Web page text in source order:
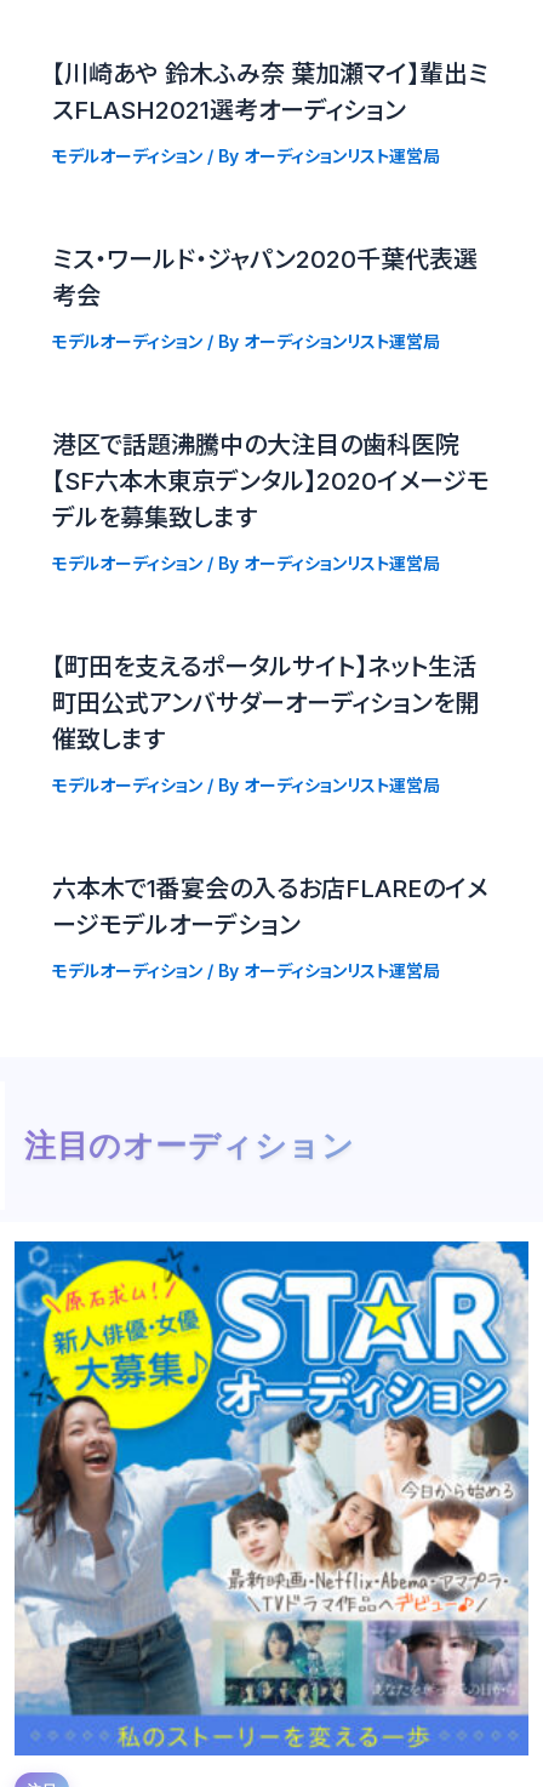
【川崎あや 鈴木ふみ奈 葉加瀬マイ】輩出ミ
スFLASH2021選考オーディション
モデルオーディション/ By オーディションリスト運営局
ミス・ワールド・ジャパン2020千葉代表選
考会
モデルオーディション/ By オーディションリスト運営局
港区で話題沸騰中の大注目の歯科医院
【SF六本木東京デンタル】2020イメージモ
デルを募集致します
モデルオーディション/ By オーディションリスト運営局
【町田を支えるポータルサイト】ネット生活
町田公式アンバサダーオーディションを開
催致します
モデルオーディション/ By オーディションリスト運営局
六本木で1番宴会の入るお店FLAREのイメ
ージモデルオーデション
モデルオーディション/ By オーディションリスト運営局
注目のオーディション